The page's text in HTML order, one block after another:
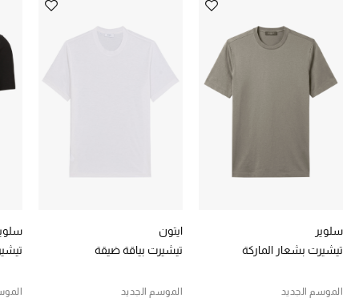
حقائب وأحذية متطابقة
هدايا للنساء
جميع الحقائب النسائية
سلوير
تيشيرت بشعار الماركة
الموسم الجديد
ايتون
تيشيرت بياقة ضيقة
الموسم الجديد